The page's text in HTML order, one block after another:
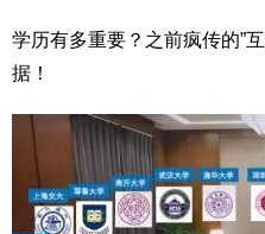
学历有多重要？之前疯传的”
据！